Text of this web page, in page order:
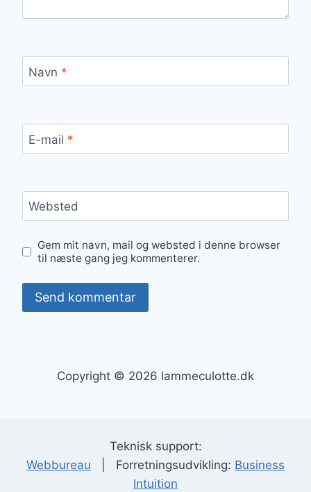
Navn *
E-mail *
Websted
Gem mit navn, mail og websted i denne browser
til næste gang jeg kommenterer.
Copyright © 2026 lammeculotte.dk
Teknisk support:
Webbureau | Forretningsudvikling: Business
Intuition